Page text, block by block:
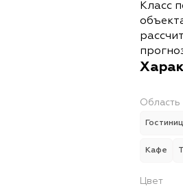
Класс
Область
Кафе
Цвет